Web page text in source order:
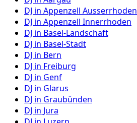
DJ in Appenzell Ausserrhoden
DJ in Appenzell Innerrhoden
DJ in Basel-Landschaft
DJ in Basel-Stadt
DJ in Bern
DJ in Freiburg
DJ in Genf
DJ in Glarus
DJ in Graubünden
DJ in Jura